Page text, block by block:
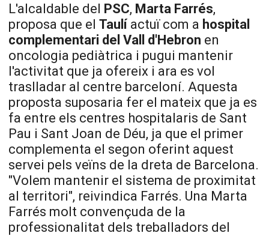
L'alcaldable del PSC, Marta Farrés,
proposa que elTaulíactuï com a hospital
complementari del Vall d'Hebron en
oncologia pediàtrica i pugui mantenir
l'activitat que ja ofereix i ara es vol
traslladar al centre barceloní. Aquesta
proposta suposaria fer el mateix que ja es
fa entre els centres hospitalaris de Sant
Pau i Sant Joan de Déu, ja que el primer
complementa el segon oferint aquest
servei pels veïns de la dreta de Barcelona.
"Volem mantenir el sistema de proximitat
al territori", reivindica Farrés. Una Marta
Farrés molt convençuda de la
professionalitat dels treballadors del